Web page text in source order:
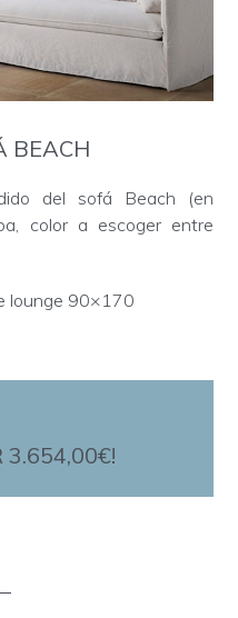
BEACH
del sofá Beach (en
color a escoger entre
lounge 90×170
3.654,00€!